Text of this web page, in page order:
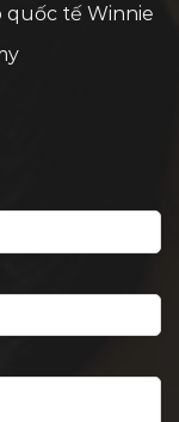
quốc tế Winnie